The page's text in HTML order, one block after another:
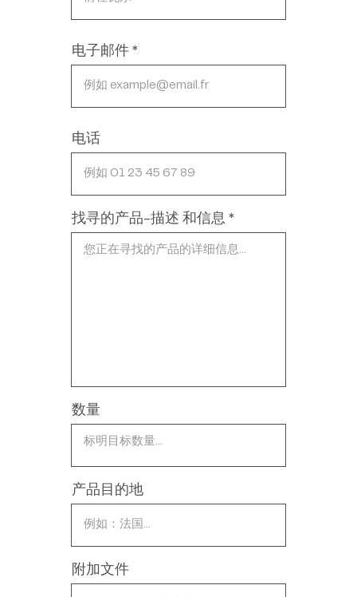
电子邮件
电话
找寻的产品-描述 和信息
数量
附加文件
产品目的地